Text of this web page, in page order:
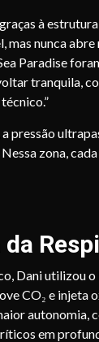
à
nunca abre
Paradise
tranquila,
pressão
zona,
Dani utilizou
CO₂ e
autonomia,
em